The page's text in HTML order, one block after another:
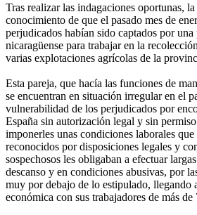
Tras realizar las indagaciones oportunas, la
conocimiento de que el pasado mes de
perjudicados habían sido captados por
nicaragüense para trabajar en la
varias explotaciones agrícolas de la
Esta pareja, que hacía las funciones de
se encuentran en situación irregular en el
vulnerabilidad de los perjudicados por
España sin autorización legal y sin
imponerles unas condiciones laborales
reconocidos por disposiciones legales y
sospechosos les obligaban a efectuar
descanso y en condiciones abusivas, por
muy por debajo de lo estipulado, llegando
económica con sus trabajadores de más de